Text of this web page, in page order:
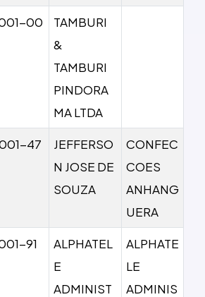
00
TAMBURI
&
TAMBURI
PINDORA
MA LTDA
47
JEFFERSO
N JOSE DE
SOUZA
CONFEC
COES
ANHANG
UERA
91
ALPHATEL
E
ADMINIST
ALPHATE
LE
ADMINIS